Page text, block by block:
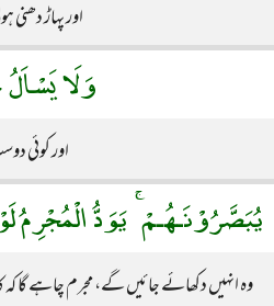
اور پہاڑ
وَلَا
اور کوئی
يُبَصَّرُوْنَـهُـمْ ۚ يَوَدُّ
وہ انہیں دکھائے جائیں گے، مجرم چاہے